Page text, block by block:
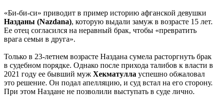
«Би-би-си» приводит в пример историю афганской девушки
Назданы (Nazdana), которую выдали замуж в возрасте 15 лет.
Ее отец согласился на неравный брак, чтобы «превратить
врага семьи в друга».
Только в 23-летнем возрасте Наздана сумела расторгнуть брак
в судебном порядке. Однако после прихода талибов к власти в
2021 году ее бывший муж Хекматулла успешно обжаловал
это решение. Он подал апелляцию, и суд встал на его сторону.
При этом Наздане не позволили выступать в суде лично.